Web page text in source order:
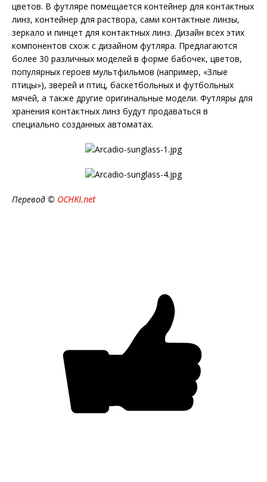
цветов. В футляре помещается контейнер для контактных
линз, контейнер для раствора, сами контактные линзы,
зеркало и пинцет для контактных линз. Дизайн всех этих
компонентов схож с дизайном футляра. Предлагаются
более 30 различных моделей в форме бабочек, цветов,
популярных героев мультфильмов (например, «Злые
птицы»), зверей и птиц, баскетбольных и футбольных
мячей, а также другие оригинальные модели. Футляры для
хранения контактных линз будут продаваться в
специально созданных автоматах.
Перевод © OCHKI.net